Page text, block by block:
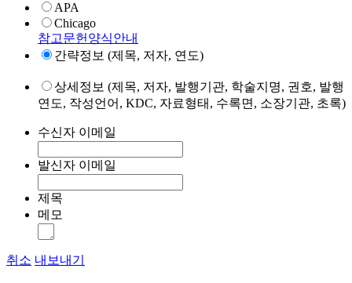
APA
Chicago
참고문헌양식안내
간략정보 (제목, 저자, 연도)
상세정보 (제목, 저자, 발행기관, 학술지명, 권호, 발행
연도, 작성언어, KDC, 자료형태, 수록면, 소장기관, 초록)
수신자 이메일
발신자 이메일
제목
메모
취소 내보내기